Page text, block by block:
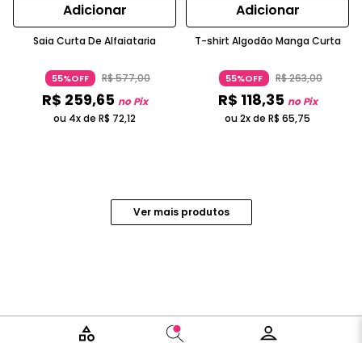
Adicionar
Saia Curta De Alfaiataria
55%OFF R$577,00
R$ 259,65 no Pix
ou 4x de R$ 72,12
Adicionar
T-shirt Algodão Manga Curta
55%OFF R$263,00
R$ 118,35 no Pix
ou 2x de R$ 65,75